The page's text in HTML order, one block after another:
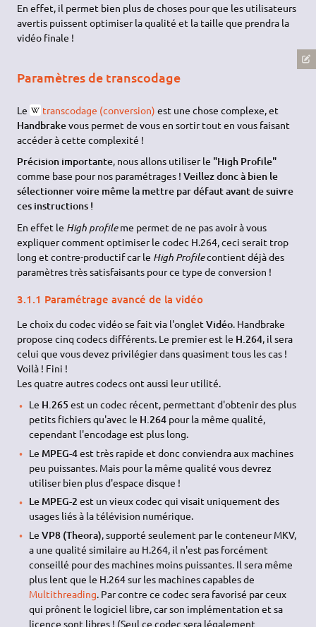
En effet, il permet bien plus de choses pour que les utilisateurs
avertis puissent optimiser la qualité et la taille que prendra la
vidéo finale !
Paramètres de transcodage
Le transcodage (conversion) est une chose complexe, et
Handbrakevous permet de vous en sortir tout en vous faisant
accéder à cette complexité !
Précision importante, nous allons utiliser le "High Profile"
comme base pour nos paramétrages !Veillez donc à bien le
sélectionner voire même la mettre par défaut avant de suivre
ces instructions !
En effet le High profileme permet de ne pas avoir à vous
expliquer comment optimiser le codec H.264, ceci serait trop
long et contre-productif car le High Profilecontient déjà des
paramètres très satisfaisants pour ce type de conversion !
3.1.1 Paramétrage avancé de la vidéo
Le choix du codec vidéo se fait via l'ongletVidéo. Handbrake
propose cinq codecs différents. Le premier est le H.264, il sera
celui que vous devez privilégier dans quasiment tous les cas !
Voilà ! Fini !
Les quatre autres codecs ont aussi leur utilité.
Le H.265 est un codec récent, permettant d'obtenir des plus
petits fichiers qu'avec le H.264pour la même qualité,
cependant l'encodage est plus long.
Le MPEG-4est très rapide et donc conviendra aux machines
peu puissantes. Mais pour la même qualité vous devrez
utiliser bien plus d'espace disque !
Le MPEG-2 est un vieux codec qui visait uniquement des
usages liés à la télévision numérique.
Le VP8 (Theora), supporté seulement par le conteneur MKV,
a une qualité similaire au H.264, il n'est pas forcément
conseillé pour des machines moins puissantes. Il sera même
plus lent que le H.264 sur les machines capables de
Multithreading. Par contre ce codec sera favorisé par ceux
qui prônent le logiciel libre, car son implémentation et sa
licence sont libres ! (Seul ce codec sera légalement